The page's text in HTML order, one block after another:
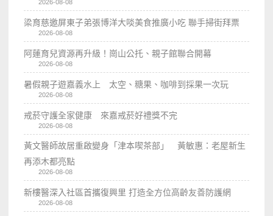
2026-08-08
梁育慈邀屏東子弟張博洋大啖美食推廣小吃 聯手掃街拜票
2026-08-08
阿蓮育兒資源再升級！崗山公托、親子館聯合開幕
2026-08-08
暑假親子遊嘉義水上 太空、糖果、咖啡到採果一次玩
2026-08-08
戒菸守護全家健康 來嘉戒菸好禮獎不完
2026-08-08
黃文醫師故居重啟變身「津本喫茶部」 黃敏惠：老屋新生
再添木都亮點
2026-08-08
新樓醫深入社區首攜復興里 打造全方位高齡友善防護網
2026-08-08